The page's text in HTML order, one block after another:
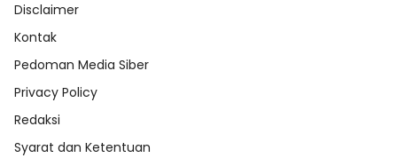
Disclaimer
Kontak
Pedoman Media Siber
Privacy Policy
Redaksi
Syarat dan Ketentuan